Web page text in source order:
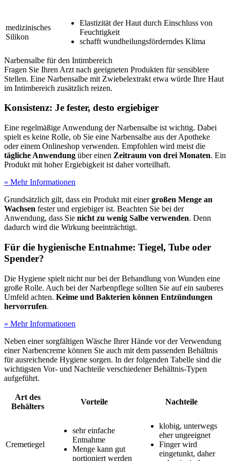
medizinisches
Silikon
Elastizität der Haut durch Einschluss von
Feuchtigkeit
schafft wundheilungsförderndes Klima
Narbensalbe für den Intimbereich
Fragen Sie Ihren Arzt nach geeigneten Produkten für sensiblere
Stellen. Eine Narbensalbe mit Zwiebelextrakt etwa würde Ihre Haut
im Intimbereich zusätzlich reizen.
Konsistenz: Je fester, desto ergiebiger
Eine regelmäßige Anwendung der Narbensalbe ist wichtig. Dabei
spielt es keine Rolle, ob Sie eine Narbensalbe aus der Apotheke
oder einem Onlineshop verwenden. Empfohlen wird meist die
tägliche Anwendung über einen Zeitraum von drei Monaten. Ein
Produkt mit hoher Ergiebigkeit ist daher vorteilhaft.
» Mehr Informationen
Grundsätzlich gilt, dass ein Produkt mit einergroßen Menge an
Wachsen fester und ergiebiger ist. Beachten Sie bei der
Anwendung, dass Sie nicht zu wenig Salbe verwenden. Denn
dadurch wird die Wirkung beeinträchtigt.
Für die hygienische Entnahme: Tiegel, Tube oder
Spender?
Die Hygiene spielt nicht nur bei der Behandlung von Wunden eine
große Rolle. Auch bei der Narbenpflege sollten Sie auf ein sauberes
Umfeld achten. Keime und Bakterien können Entzündungen
hervorrufen.
» Mehr Informationen
Neben einer sorgfältigen Wäsche Ihrer Hände vor der Verwendung
einer Narbencreme können Sie auch mit dem passenden Behältnis
für ausreichende Hygiene sorgen. In der folgenden Tabelle sind die
wichtigsten Vor- und Nachteile verschiedener Behältnis-Typen
aufgeführt.
Art des
Behälters
Vorteile Nachteile
Cremetiegel
sehr einfache
Entnahme
Menge kann gut
portioniert werden
klobig, unterwegs
eher ungeeignet
Finger wird
eingetunkt, daher